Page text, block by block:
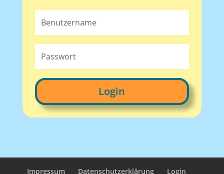
Login
Impressum Datenschutzerklärung Login